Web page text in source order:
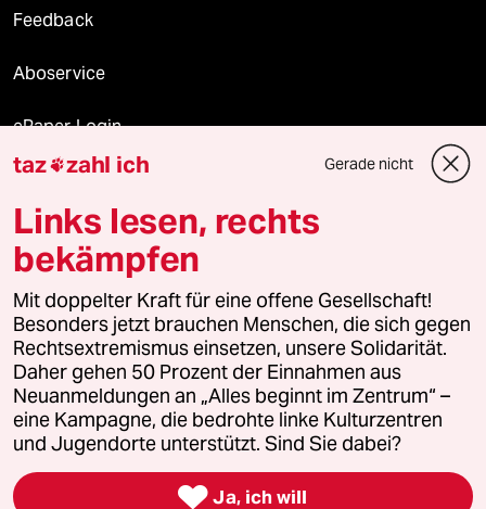
Feedback
Aboservice
ePaper Login
Downloads für Abonnierende
© 2026 taz Verlags und Vertriebs GmbH
Alle Rechte vorbehalten. Bei rechtlichen Fragen oder für Genehmigungen
wenden Sie sich bitte an lizenzen@taz.de
Feedback Redaktionsstatut Kommune-Richtlinien
Leitlinie Informant Datenschutz Impressum AGB
Seitenwende Einwilligungen widerrufen (Ads)
taz zahl ich Gerade nicht
Links lesen, rechts
bekämpfen
Mit doppelter Kraft für eine offene Gesellschaft!
Besonders jetzt brauchen Menschen, die sich gegen
Rechtsextremismus einsetzen, unsere Solidarität.
Daher gehen 50 Prozent der Einnahmen aus
Neuanmeldungen an „Alles beginnt im Zentrum“ –
eine Kampagne, die bedrohte linke Kulturzentren
und Jugendorte unterstützt. Sind Sie dabei?
 Ja, ich will